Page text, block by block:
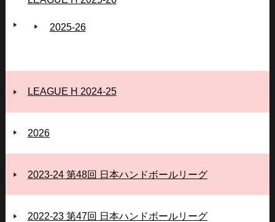
2025‐26
LEAGUE H 2024-25
2026
2023-24 第48回 日本ハンドボールリーグ
2022-23 第47回 日本ハンドボールリーグ